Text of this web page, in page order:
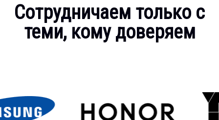
Сотрудничаем только с
теми, кому доверяем